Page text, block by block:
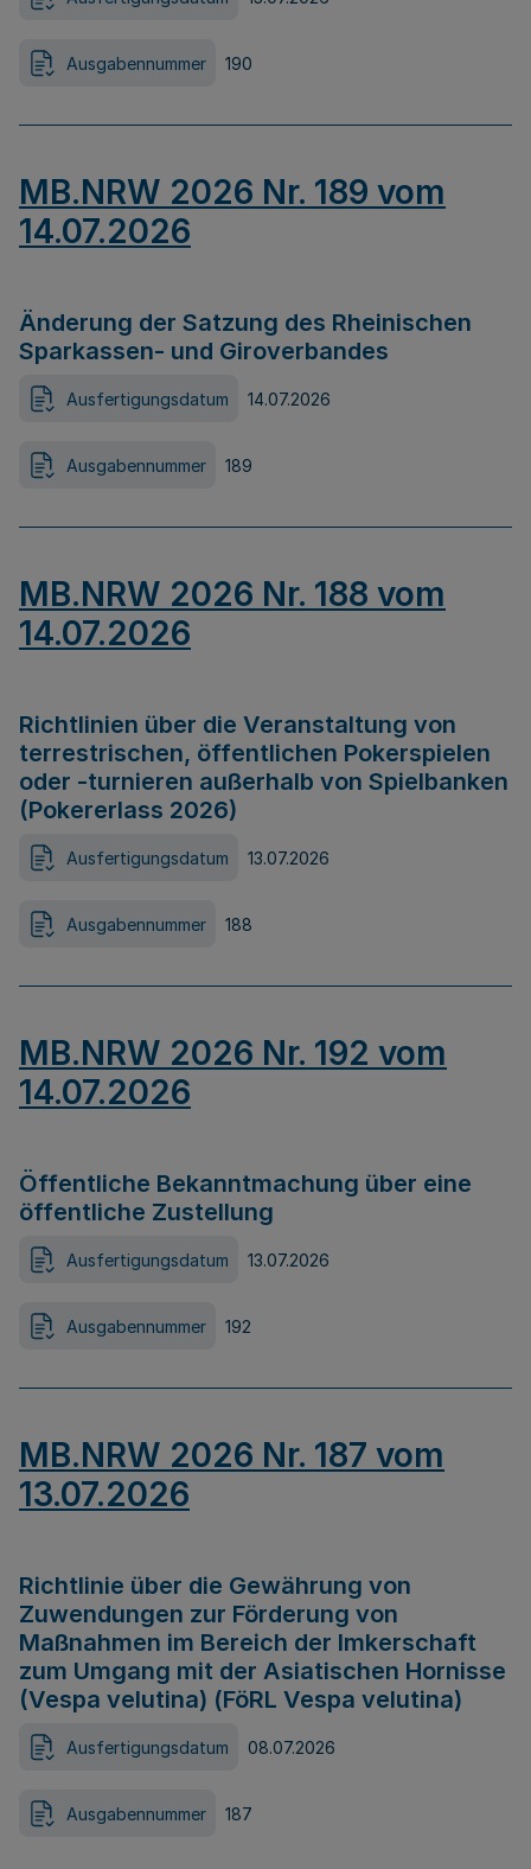
Ausgabennummer 190
MB.NRW 2026 Nr. 189 vom
14.07.2026
Änderung der Satzung des Rheinischen
Sparkassen- und Giroverbandes
Ausfertigungsdatum 14.07.2026
Ausgabennummer 189
MB.NRW 2026 Nr. 188 vom
14.07.2026
Richtlinien über die Veranstaltung von
terrestrischen, öffentlichen Pokerspielen
oder -turnieren außerhalb von Spielbanken
(Pokererlass 2026)
Ausfertigungsdatum 13.07.2026
Ausgabennummer 188
MB.NRW 2026 Nr. 192 vom
14.07.2026
Öffentliche Bekanntmachung über eine
öffentliche Zustellung
Ausfertigungsdatum 13.07.2026
Ausgabennummer 192
MB.NRW 2026 Nr. 187 vom
13.07.2026
Richtlinie über die Gewährung von
Zuwendungen zur Förderung von
Maßnahmen im Bereich der Imkerschaft
zum Umgang mit der Asiatischen Hornisse
(Vespa velutina) (FöRL Vespa velutina)
Ausfertigungsdatum 08.07.2026
Ausgabennummer 187